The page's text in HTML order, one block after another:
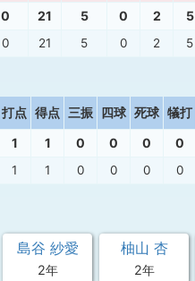
0 21 5 0 2 5
0 21 5 0 2 5
打点 得点 三振 四球 死球 犠打
1 1 0 0 0 0
1 1 0 0 0 0
島谷 紗愛
2年
柚山 杏
2年